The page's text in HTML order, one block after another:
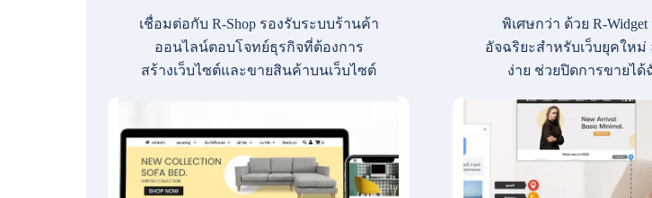
เชื่อมต่อกับ R-Shop รองรับระบบร้านค้า
ออนไลน์ตอบโจทย์ธุรกิจที่ต้องการ
สร้างเว็บไซต์และขายสินค้าบนเว็บไซต์
พิเศษกว่า ด้วย R-
อัจฉริยะสำหรับเว็บยุคให
ง่าย ช่วยปิดการขายไ